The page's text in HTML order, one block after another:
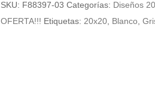
SKU: F88397-03 Categorías: Diseños
OFERTA!!! Etiquetas: 20x20, Blanco